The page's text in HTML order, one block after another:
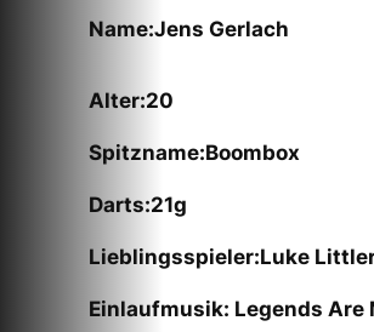
Name:Jens Gerlach
Alter:20
Spitzname:Boombox
Darts:21g
Lieblingsspieler:Luke
Einlaufmusik: Legends Are